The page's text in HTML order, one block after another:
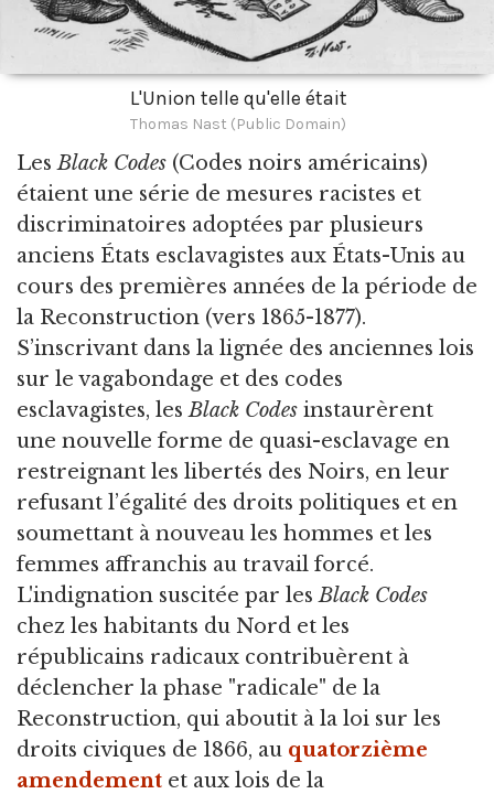
L'Union telle qu'elle était
Thomas Nast (Public Domain)
LesBlack Codes (Codes noirs américains)
étaient une série de mesures racistes et
discriminatoires adoptées par plusieurs
anciens États esclavagistes aux États-Unis au
cours des premières années de la période de
la Reconstruction (vers 1865-1877).
S’inscrivant dans la lignée des anciennes lois
sur le vagabondage et des codes
esclavagistes, lesBlack Codes instaurèrent
une nouvelle forme de quasi-esclavage en
restreignant les libertés des Noirs, en leur
refusant l’égalité des droits politiques et en
soumettant à nouveau les hommes et les
femmes affranchis au travail forcé.
L'indignation suscitée par lesBlack Codes
chez les habitants du Nord et les
républicains radicaux contribuèrent à
déclencher la phase "radicale" de la
Reconstruction, qui aboutit à la loi sur les
droits civiques de 1866, au quatorzième
amendement et aux lois de la